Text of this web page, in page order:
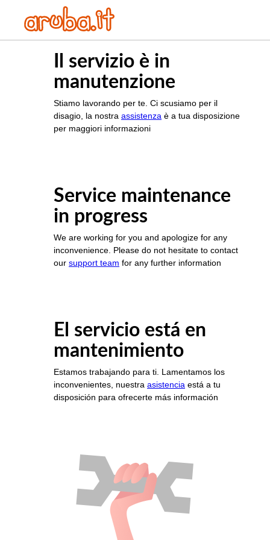
Il servizio è in
manutenzione
Stiamo lavorando per te. Ci scusiamo per il
disagio, la nostra assistenza è a tua disposizione
per maggiori informazioni
Service maintenance
in progress
We are working for you and apologize for any
inconvenience. Please do not hesitate to contact
our support team for any further information
El servicio está en
mantenimiento
Estamos trabajando para ti. Lamentamos los
inconvenientes, nuestra asistencia está a tu
disposición para ofrecerte más información